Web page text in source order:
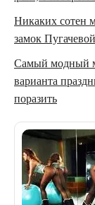
Никаких сотен
замок
Самый модный
варианта
поразить